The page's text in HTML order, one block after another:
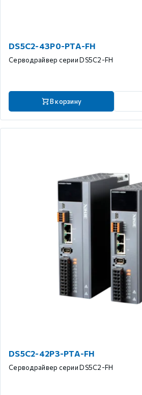
DS5C2-43P0-PTA-FH
Серводрайвер серии DS5C2-FH
В корзину
DS5C2-42P3-PTA-FH
Серводрайвер серии DS5C2-FH